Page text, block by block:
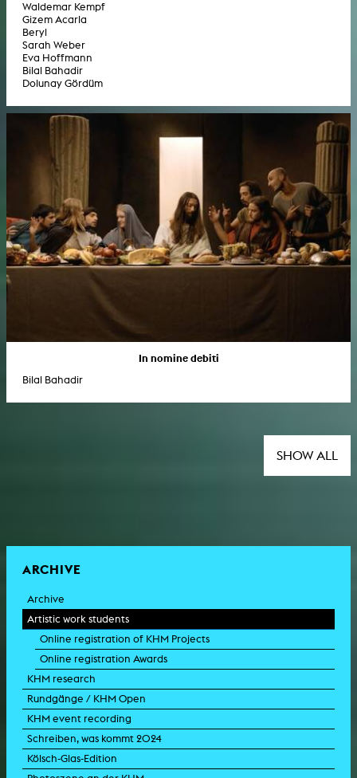
Waldemar Kempf
Gizem Acarla
Beryl
Sarah Weber
Eva Hoffmann
Bilal Bahadir
Dolunay Gördüm
In nomine debiti
Bilal Bahadir
SHOW ALL
ARCHIVE
Archive
Artistic work students
Online registration of KHM Projects
Online registration Awards
KHM research
Rundgänge / KHM Open
KHM event recording
Schreiben, was kommt 2024
Kölsch-Glas-Edition